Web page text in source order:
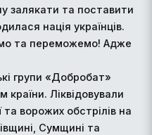
залякати та поставити
нація українців.
та переможемо! Адже
групи «Добробат»
країни. Ліквідовували
та ворожих обстрілів на
Сумщині та